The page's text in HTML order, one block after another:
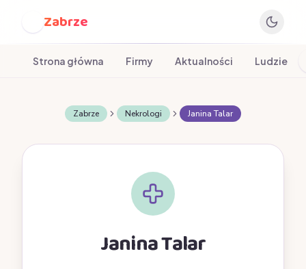
Zabrze
Strona główna Firmy Aktualności Ludzie
Zabrze Nekrologi Janina Talar
Janina Talar